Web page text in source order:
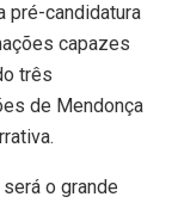
pré-candidatura
capazes
três
de Mendonça
o grande